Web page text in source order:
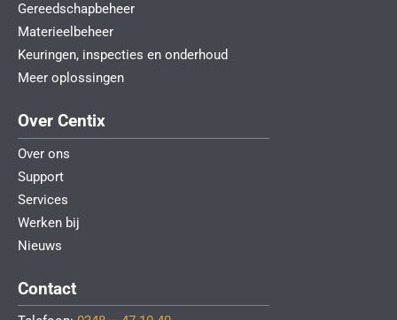
Gereedschapbeheer
Materieelbeheer
Keuringen, inspecties en onderhoud
Meer oplossingen
Over Centix
Over ons
Support
Services
Werken bij
Nieuws
Contact